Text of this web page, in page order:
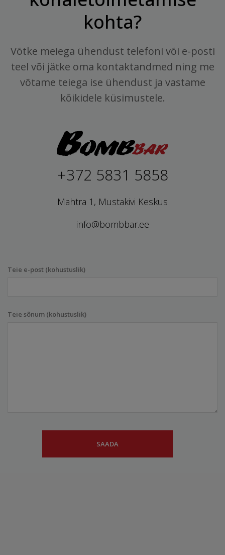
kohta?
Võtke meiega ühendust telefoni või e-posti
teel või jätke oma kontaktandmed ning me
võtame teiega ise ühendust ja vastame
kõikidele küsimustele.
+372 5831 5858
Mahtra 1, Mustakivi Keskus
info@bombbar.ee
Teie e-post (kohustuslik)
Teie sõnum (kohustuslik)